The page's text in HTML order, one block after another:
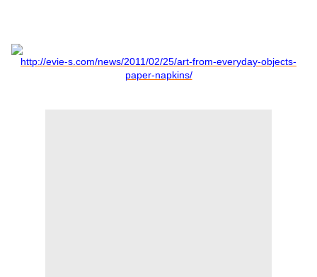
http://evie-s.com/news/2011/02/25/art-from-everyday-objects-
paper-napkins/